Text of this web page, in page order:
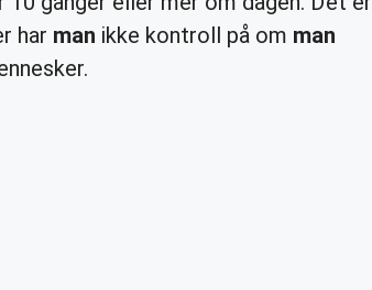
har man ikke kontroll på om man